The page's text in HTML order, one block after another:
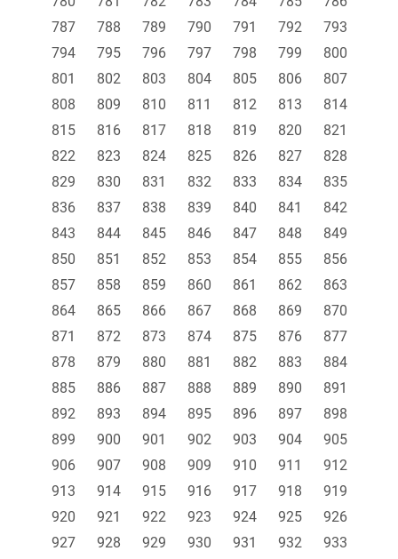
787
788 789 790 791 792
793
794
795 796 797 798 799
800
801
802 803 804 805 806
807
808
809 810 811 812 813
814
815
816 817 818 819 820
821
822
823 824 825 826 827
828
829
830 831 832 833 834
835
836
837 838 839 840 841
842
843
844 845 846 847 848
849
850
851 852 853 854 855
856
857
858 859 860 861 862
863
864
865 866 867 868 869
870
871
872 873 874 875 876
877
878
879 880 881 882 883
884
885
886 887 888 889 890
891
892
893 894 895 896 897
898
899
900 901 902 903 904
905
906
907 908 909 910 911
912
913
914 915 916 917 918
919
920
921 922 923 924 925
926
927
928 929 930 931 932
933